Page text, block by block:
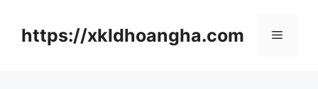
https://xkldhoangha.com 메